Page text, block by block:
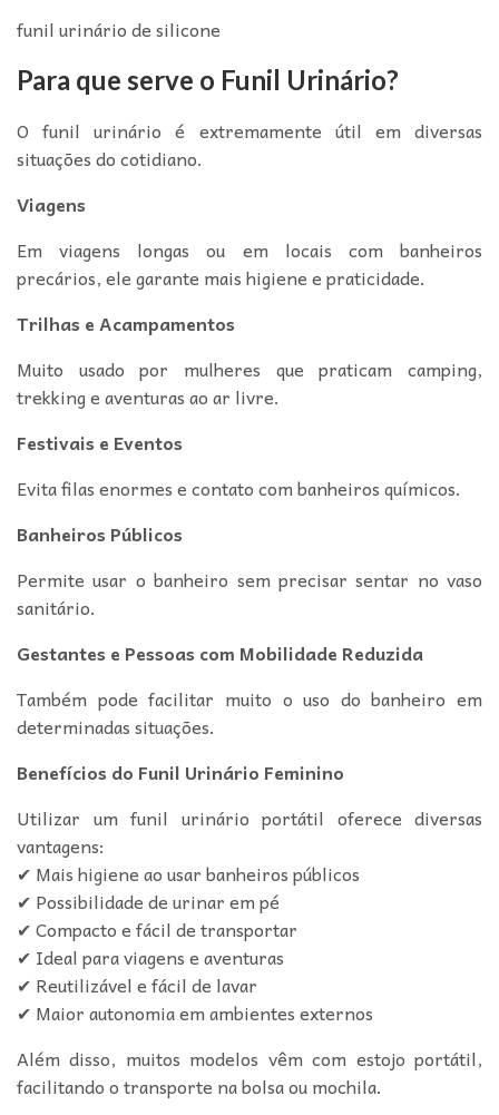
funil urinário de silicone
Para que serve o Funil Urinário?
O funil urinário é extremamente útil em diversas
situações do cotidiano.
Viagens
Em viagens longas ou em locais com banheiros
precários, ele garante mais higiene e praticidade.
Trilhas e Acampamentos
Muito usado por mulheres que praticam camping,
trekking e aventuras ao ar livre.
Festivais e Eventos
Evita filas enormes e contato com banheiros químicos.
Banheiros Públicos
Permite usar o banheiro sem precisar sentar no vaso
sanitário.
Gestantes e Pessoas com Mobilidade Reduzida
Também pode facilitar muito o uso do banheiro em
determinadas situações.
Benefícios do Funil Urinário Feminino
Utilizar um funil urinário portátil oferece diversas
vantagens:
✔ Mais higiene ao usar banheiros públicos
✔ Possibilidade de urinar em pé
✔ Compacto e fácil de transportar
✔ Ideal para viagens e aventuras
✔ Reutilizável e fácil de lavar
✔ Maior autonomia em ambientes externos
Além disso, muitos modelos vêm com estojo portátil,
facilitando o transporte na bolsa ou mochila.